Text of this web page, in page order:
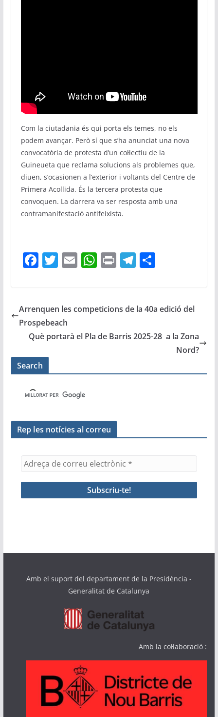
Com la ciutadania és qui porta els temes, no els
podem avançar. Però sí que s’ha anunciat una nova
convocatòria de protesta d’un col·lectiu de la
Guineueta que reclama solucions als problemes que,
diuen, s’ocasionen a l’exterior i voltants del Centre de
Primera Acollida. És la tercera protesta que
convoquen. La darrera va ser resposta amb una
contramanifestació antifeixista.
F
e
b
o
o
k
T
er
E
l
W
s
p
PrT
gr
m
C
p
te
Arrenquen les competicions de la 40a edició del
Prospebeach
Què portarà el Pla de Barris 2025-28 a la Zona
Nord?
Search
Rep les notícies al correu
Amb el suport del departament de la Presidència -
Generalitat de Catalunya
Amb la col·laboració :